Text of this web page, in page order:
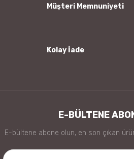
Müşteri Memnuniyeti
Kolay İade
E-BÜLTENE
E-bültene abone olun, en son çıkan